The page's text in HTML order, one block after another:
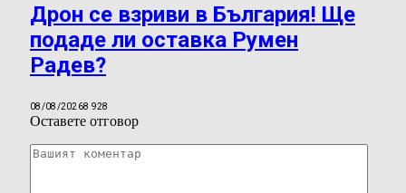
Дрон се взриви в България! Ще
подаде ли оставка Румен
Радев?
08/08/20268 928
Оставете отговор